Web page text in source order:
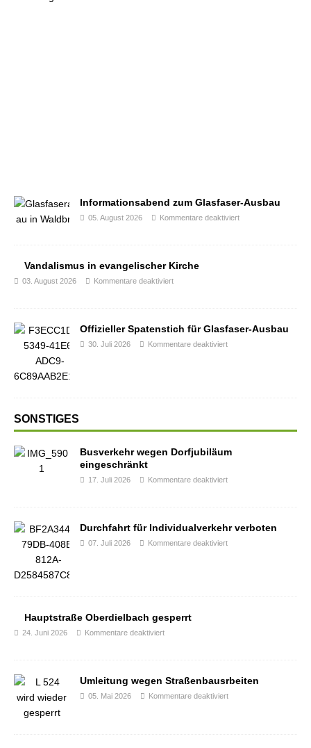
Informationsabend zum Glasfaser-Ausbau
05. August 2026 Kommentare deaktiviert
Vandalismus in evangelischer Kirche
03. August 2026 Kommentare deaktiviert
Offizieller Spatenstich für Glasfaser-Ausbau
30. Juli 2026 Kommentare deaktiviert
SONSTIGES
Busverkehr wegen Dorfjubiläum
eingeschränkt
17. Juli 2026 Kommentare deaktiviert
Durchfahrt für Individualverkehr verboten
07. Juli 2026 Kommentare deaktiviert
Hauptstraße Oberdielbach gesperrt
24. Juni 2026 Kommentare deaktiviert
Umleitung wegen Straßenbausrbeiten
05. Mai 2026 Kommentare deaktiviert